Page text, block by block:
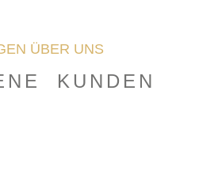
ÜBER UNS
KUNDEN